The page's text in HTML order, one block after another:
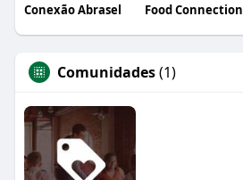
Conexão Abrasel Food Connection
Comunidades(1)